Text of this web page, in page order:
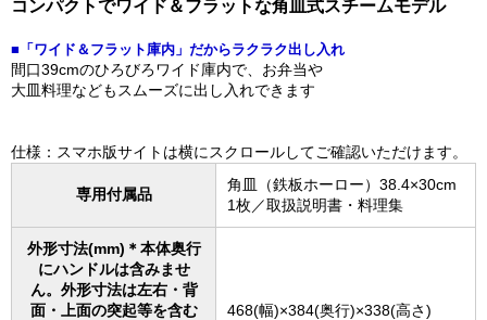
コンパクトでワイド＆フラットな角皿式スチームモデル
■「ワイド＆フラット庫内」だからラクラク出し入れ
間口39cmのひろびろワイド庫内で、お弁当や
大皿料理などもスムーズに出し入れできます
仕様：スマホ版サイトは横にスクロールしてご確認いただけます。
専用付属品
角皿（鉄板ホーロー）38.4×30cm
1枚／取扱説明書・料理集
外形寸法(mm)＊本体奥行
にハンドルは含みませ
ん。外形寸法は左右・背
面・上面の突起等を含む
468(幅)×384(奥行)×338(高さ)